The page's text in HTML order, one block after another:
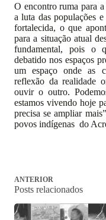
O encontro ruma para
a luta das populações
fortalecida, o que
para a situação atual
fundamental, pois o
debatido nos espaços
um espaço onde as
reflexão da realidade
ouvir o outro.
estamos vivendo hoje
precisa se ampliar
povos indígenas do
ANTERIOR
Posts relacionados